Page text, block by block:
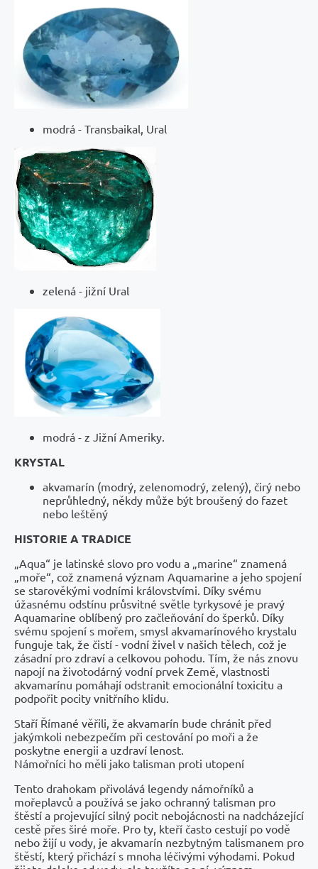
modrá - Transbaikal, Ural
zelená - jižní Ural
modrá - z Jižní Ameriky.
KRYSTAL
akvamarín (modrý, zelenomodrý, zelený), čirý nebo
neprůhledný, někdy může být broušený do fazet
nebo leštěný
HISTORIE A TRADICE
„Aqua“ je latinské slovo pro vodu a „marine“ znamená
„moře“, což znamená význam Aquamarine a jeho spojení
se starověkými vodními královstvími. Díky svému
úžasnému odstínu průsvitné světle tyrkysové je pravý
Aquamarine oblíbený pro začleňování do šperků. Díky
svému spojení s mořem, smysl akvamarínového krystalu
funguje tak, že čistí - vodní živel v našich tělech, což je
zásadní pro zdraví a celkovou pohodu. Tím, že nás znovu
napojí na životodárný vodní prvek Země, vlastnosti
akvamarínu pomáhají odstranit emocionální toxicitu a
podpořit pocity vnitřního klidu.
Staří Římané věřili, že akvamarín bude chránit před
jakýmkoli nebezpečím při cestování po moři a že
poskytne energii a uzdraví lenost.
Námořníci ho měli jako talisman proti utopení
Tento drahokam přivolává legendy námořníků a
mořeplavců a používá se jako ochranný talisman pro
štěstí a projevující silný pocit nebojácnosti na nadcházející
cestě přes širé moře. Pro ty, kteří často cestují po vodě
nebo žijí u vody, je akvamarín nezbytným talismanem pro
štěstí, který přichází s mnoha léčivými výhodami. Pokud